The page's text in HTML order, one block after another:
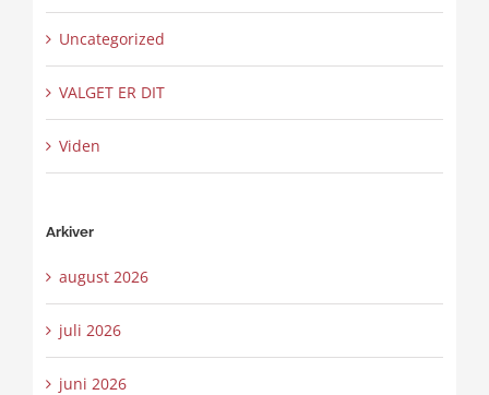
Uncategorized
VALGET ER DIT
Viden
Arkiver
august 2026
juli 2026
juni 2026